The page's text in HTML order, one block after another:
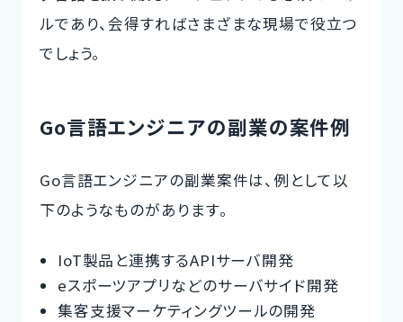
ルであり、会得すればさまざまな現場で役立つ
でしょう。
Go言語エンジニアの副業の案件例
Go言語エンジニアの副業案件は、例として以
下のようなものがあります。
IoT製品と連携するAPIサーバ開発
eスポーツアプリなどのサーバサイド開発
集客支援マーケティングツールの開発